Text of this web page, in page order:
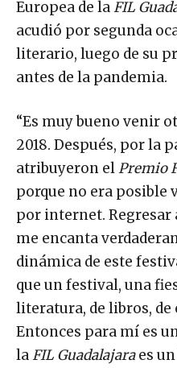
Europea de laFIL
acudió por segunda
literario, luego de su
antes de la pandemia.
“Es muy bueno venir
2018. Después, por la
atribuyeron elPremio
porque no era posible
por internet. Regresar
me encanta
dinámica de este
que un festival, una
literatura, de libros, de
Entonces para mí es
laFIL Guadalajaraes un